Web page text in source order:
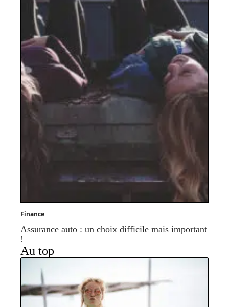
Finance
Assurance auto : un choix difficile mais important
!
Au top